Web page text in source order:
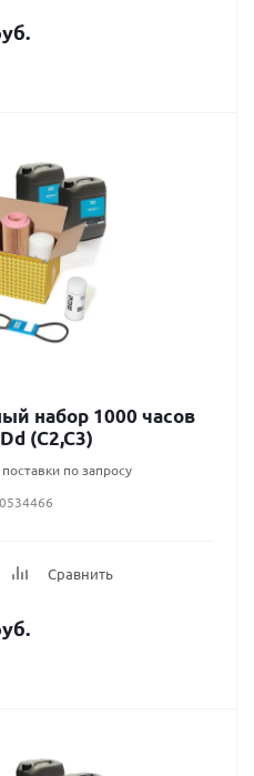
набор 1000 часов
(C2,C3)
по запросу
Сравнить